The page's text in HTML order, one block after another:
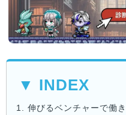
▼ INDEX
1.
伸びるベンチャーで働